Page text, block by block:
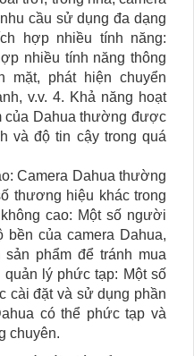
cầu sử dụng đa dạng
hợp nhiều tính năng:
nhiều tính năng thông
mặt, phát hiện chuyển
v.v. 4. Khả năng hoạt
của Dahua thường được
và độ tin cậy trong quá
Camera Dahua thường
thương hiệu khác trong
cao: Một số người
của camera Dahua,
phẩm để tránh mua
lý phức tạp: Một số
cài đặt và sử dụng phần
có thể phức tạp và
chuyên.